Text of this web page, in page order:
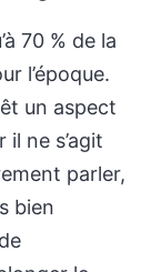
70 % de la
l’époque.
un aspect
ne s’agit
parler,
bien